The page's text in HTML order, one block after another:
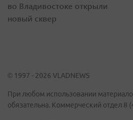
во Владивостоке открыли
новый сквер
© 1997 - 2026 VLADNEWS
При любом использовании
обязательна. Коммерческий отдел 8